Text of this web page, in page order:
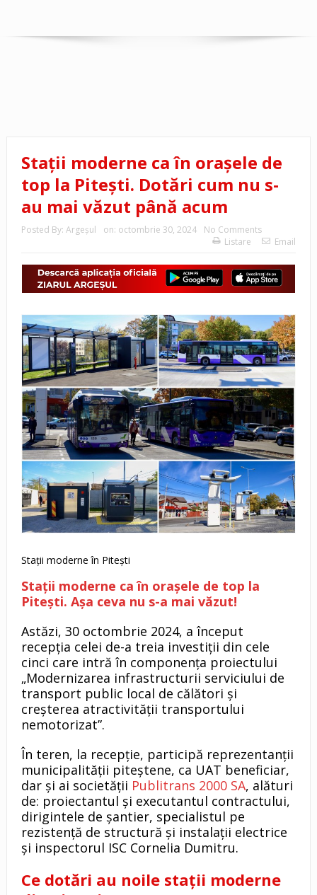
Stații moderne ca în orașele de
top la Pitești. Dotări cum nu s-
au mai văzut până acum
Posted By: Argeşul on: octombrie 30, 2024
No Comments
Listare
Email
Stații moderne în Pitești
Stații moderne ca în orașele de top la
Pitești. Așa ceva nu s-a mai văzut!
Astăzi, 30 octombrie 2024, a început
recepția celei de-a treia investiții din cele
cinci care intră în componența proiectului
„Modernizarea infrastructurii serviciului de
transport public local de călători și
creșterea atractivității transportului
nemotorizat”.
În teren, la recepție, participă reprezentanții
municipalității piteștene, ca UAT beneficiar,
dar și ai societății Publitrans 2000 SA, alături
de: proiectantul și executantul contractului,
dirigintele de șantier, specialistul pe
rezistență de structură și instalații electrice
și inspectorul ISC Cornelia Dumitru.
Ce dotări au noile stații moderne